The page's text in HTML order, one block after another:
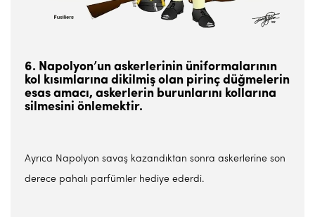
6. Napolyon’un askerlerinin üniformalarının
kol kısımlarına dikilmiş olan pirinç düğmelerin
esas amacı, askerlerin burunlarını kollarına
silmesini önlemektir.
Ayrıca Napolyon savaş kazandıktan sonra askerlerine son
derece pahalı parfümler hediye ederdi.